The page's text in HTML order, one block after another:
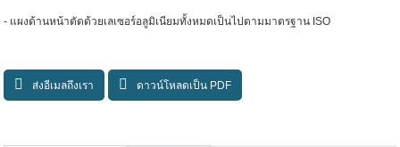
- แผงด้านหน้าตัดด้วยเลเซอร์อลูมิเนียมทั้งหมดเป็นไปตามมาตรฐาน ISO
ส่งอีเมลถึงเรา ดาวน์โหลดเป็น PDF